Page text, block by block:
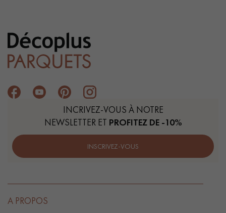
INCRIVEZ-VOUS À NOTRE
NEWSLETTER ET PROFITEZ DE -10%
INSCRIVEZ-VOUS
A PROPOS